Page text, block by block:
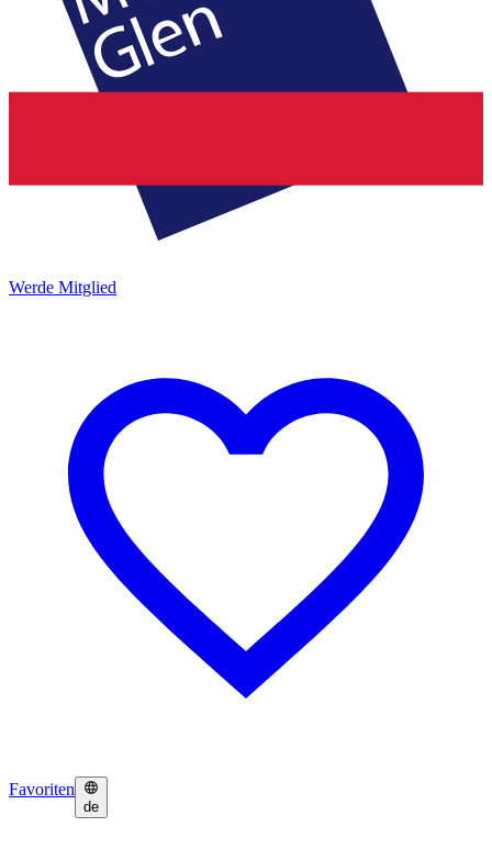
Werde Mitglied
Favoriten
de